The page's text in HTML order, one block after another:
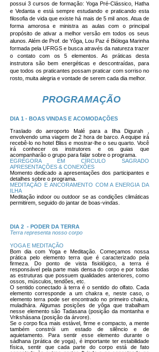
possui 3 cursos de formação: Yoga Pré-Clássico, Hatha
e Vedanta e está sempre estudando e praticando esta
filosofia de vida que existe há mais de 5 mil anos. Atua de
forma amorosa e ministra as aulas com o principal
propósito de ativar a melhor versão em todos os seus
alunos. Além de Prof. de Yôga, Lou Paz é Bióloga Marinha
formada pela UFRGS e busca através da natureza trazer
o contato com os 5 elementos. As práticas desta
instrutora são bem energéticas e descontraídas, para
que todos os praticantes possam praticar com sorriso no
rosto, muita alegria e vontade de serem cada dia melhor.
PROGRAMAÇÃO
DIA 1 - BOAS VINDAS E ACOMODAÇÕES
Traslado do aeroporto Malé para a Ilha Digurah ,
envolvendo uma viagem de 2 hora de barco. A equipe irá
recebê-lo no hotel Bliss e mostrar-lhe o seu quarto. Você
irá conhecer os instrutores e os guias que
acompanharão o grupo para falar sobre o programa.
EGRÉGORA EM CÍRCULO SAGRADO
APRESENTAÇÕES & CONEXÕES
Momento dedicado a apresentações dos participantes e
detalhes sobre o programa.
MEDITAÇÃO E ANCORAMENTO COM A ENERGIA DA
ILHA
Meditação indoor ou outdoor se as condições climáticas
permitirem, seguido do jantar de boas-vindas.
DIA 2 - PODER DA TERRA
Terra representa nosso corpo
YOGA E MEDITAÇÃO
Bom dia com Yoga e Meditação. Começamos nossa
prática pelo elemento terra que é caracterizado pela
firmeza. Do ponto de vista fisiológico, a terra é
responsável pela parte mais densa do corpo e por todas
as estruturas que possuem qualidades anteriores, como
ossos, músculos, tendões, etc.
O sentido conectado à terra é o sentido do olfato. Cada
elemento corresponde a um chakra e, neste caso, o
elemento terra pode ser encontrado no primeiro chakra,
muladhára. Algumas posições de yôga que trabalham
nesse elemento são Tadasana (posição da montanha e
Vrikshásana (posição da árvore).
Se o corpo fica mais estável, firme e compacto, a mente
também constrói um estado de silêncio e de
aquietamento. Para sentir esse elemento durante o
sádhana (prática de yoga), é importante ter estabilidade
física, sentir que cada parte do corpo está de fato